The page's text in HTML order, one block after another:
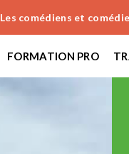
Les comédiens et
FORMATION PRO